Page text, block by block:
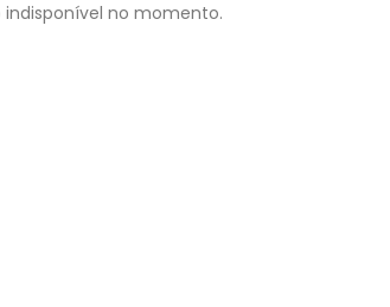
indisponível no momento.